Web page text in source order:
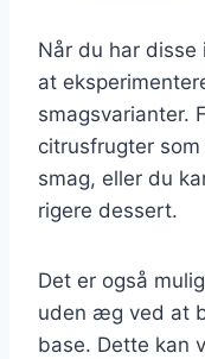
Når du har disse
at
smagsvarianter.
citrusfrugter
smag, eller du
rigere dessert.
Det er også
uden æg ved at
base. Dette kan